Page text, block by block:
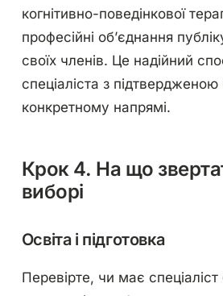
когнітивно-поведінкової
професійні об’єднання
своїх членів. Це надійний
спеціаліста з підтвердженою
конкретному напрямі.
Крок 4. На що
виборі
Освіта і підготовка
Перевірте, чи має спеціаліст